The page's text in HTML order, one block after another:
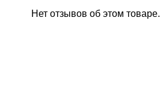
Нет отзывов об этом товаре.